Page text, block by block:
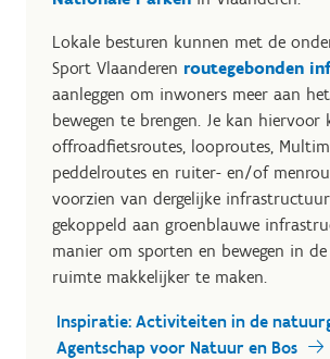
Lokale besturen kunnen met de
Sport Vlaanderen routegebonden
aanleggen om inwoners meer aan
bewegen te brengen. Je kan hiervoor
offroadfietsroutes, looproutes,
peddelroutes en ruiter- en/of
voorzien van dergelijke
gekoppeld aan groenblauwe
manier om sporten en bewegen in
ruimte makkelijker te maken.
Inspiratie: Activiteiten in de
Agentschap voor Natuur en Bos